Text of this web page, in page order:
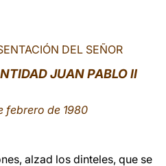
DEL SEÑOR
JUAN PABLO II
febrero de 1980
alzad los dinteles, que se